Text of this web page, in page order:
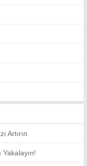
Artırın
Yakalayın!